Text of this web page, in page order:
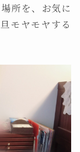
所を、お気に
モヤモヤする